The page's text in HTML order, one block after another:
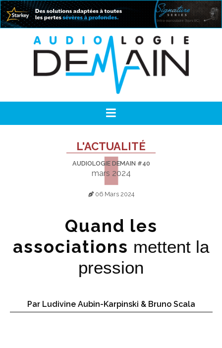
L'ACTUALITÉ
AUDIOLOGIE DEMAIN #40
mars 2024
06 Mars 2024
Quand les
associations mettent la
pression
Par Ludivine Aubin-Karpinski & Bruno Scala